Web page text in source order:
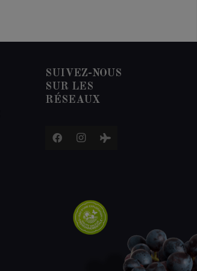
SUIVEZ-NOUS
SUR LES
RÉSEAUX